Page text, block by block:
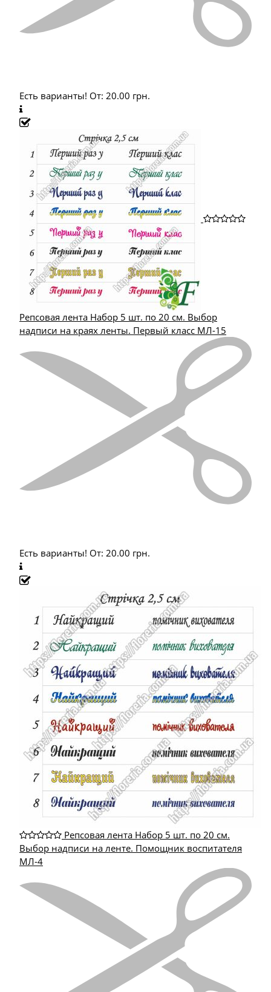
Есть варианты! От: 20.00 грн.
Репсовая лента Набор 5 шт. по 20 см. Выбор
надписи на краях ленты. Первый класс МЛ-15
Есть варианты! От: 20.00 грн.
Репсовая лента Набор 5 шт. по 20 см.
Выбор надписи на ленте. Помощник воспитателя
МЛ-4